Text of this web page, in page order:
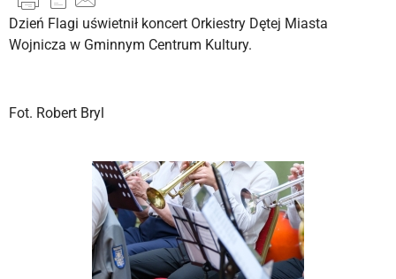
Dzień Flagi uświetnił koncert Orkiestry Dętej Miasta
Wojnicza w Gminnym Centrum Kultury.
Fot. Robert Bryl